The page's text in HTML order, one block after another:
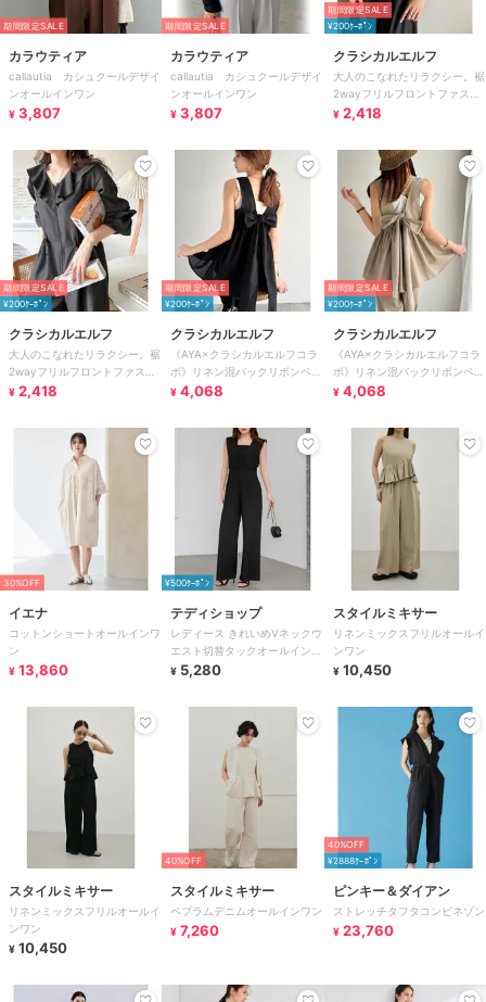
期間限定SALE
カラウティア
callautia カシュクールデザイ
ンオールインワン
¥ 3,807
期間限定SALE
カラウティア
callautia カシュクールデザイ
ンオールインワン
¥ 3,807
期間限定SALE
¥200ｸｰﾎﾟﾝ
クラシカルエルフ
大人のこなれたリラクシー。裾
2wayフリルフロントファスナ
ードロストオールインワン（長
¥ 2,418
期間限定SALE
¥200ｸｰﾎﾟﾝ
クラシカルエルフ
大人のこなれたリラクシー。裾
2wayフリルフロントファスナ
ードロストオールインワン（長
¥ 2,418
期間限定SALE
¥200ｸｰﾎﾟﾝ
クラシカルエルフ
《AYA×クラシカルエルフコラ
ボ》リネン混バックリボンペプ
ラムセットアップ
¥ 4,068
期間限定SALE
¥200ｸｰﾎﾟﾝ
クラシカルエルフ
《AYA×クラシカルエルフコラ
ボ》リネン混バックリボンペプ
ラムセットアップ
¥ 4,068
30%OFF
イエナ
コットンショートオールインワ
ン
¥ 13,860
¥500ｸｰﾎﾟﾝ
テディショップ
レディース きれいめVネックウ
エスト切替タックオールインワ
ン
¥ 5,280
スタイルミキサー
リネンミックスフリルオールイ
ンワン
¥ 10,450
スタイルミキサー
リネンミックスフリルオールイ
ンワン
¥ 10,450
40%OFF
スタイルミキサー
ペプラムデニムオールインワン
¥ 7,260
40%OFF
¥2888ｸｰﾎﾟﾝ
ピンキー＆ダイアン
ストレッチタフタコンビネゾン
¥ 23,760